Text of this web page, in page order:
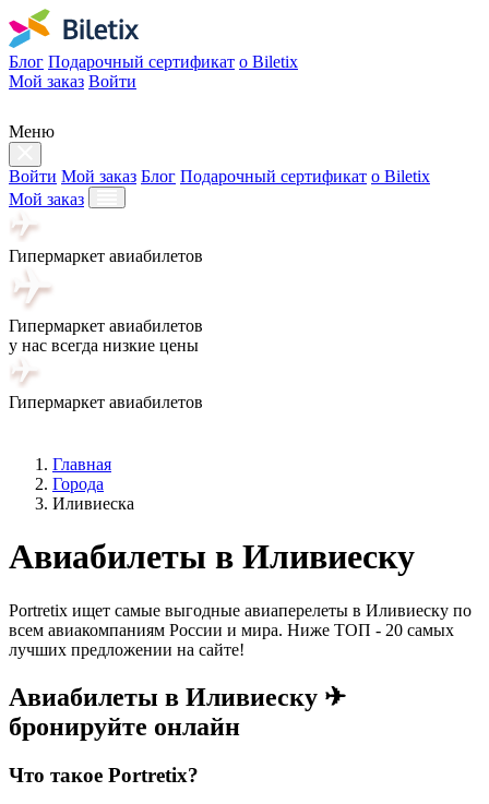
Блог Подарочный сертификат о Biletix
Мой заказ Войти
Меню
Войти Мой заказ Блог Подарочный сертификат о Biletix
Мой заказ
Гипермаркет авиабилетов
Гипермаркет авиабилетов
у нас всегда низкие цены
Гипермаркет авиабилетов
Главная
Города
Иливиеска
Авиабилеты в Иливиеску
Portretix ищет самые выгодные авиаперелеты в Иливиеску по
всем авиакомпаниям России и мира. Ниже ТОП - 20 самых
лучших предложении на сайте!
Авиабилеты в Иливиеску ✈
бронируйте онлайн
Что такое Portretix?